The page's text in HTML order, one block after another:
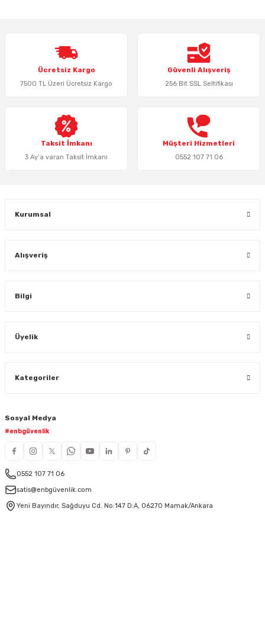
Ürün resmi kalitesiz, bozuk veya görüntülenemiyor.
Ürün açıklamasında eksik bilgiler bulunuyor.
Ürün bilgilerinde hatalar bulunuyor.
Bu ürüne benzer farklı alternatifler olmalı.
Ücretsiz Kargo
7500 TL Üzeri Ücretsiz Kargo
Güvenli Alışveriş
256 Bit SSL Seltifikası
Taksit İmkanı
3 Ay’a varan Taksit İmkanı
Müşteri Hizmetleri
0552 107 71 06
Kurumsal
Alışveriş
Bilgi
Üyelik
Kategoriler
Sosyal Medya
#enbgüvenlik
0552 107 71 06
satis@enbgüvenlik.com
Yeni Bayındır, Sağduyu Cd. No:147 D:A, 06270 Mamak/Ankara